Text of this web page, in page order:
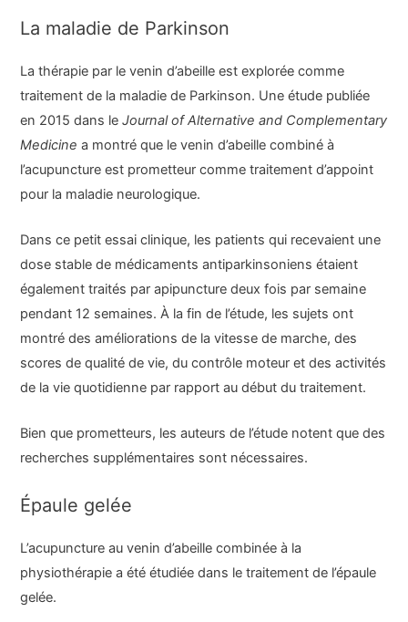
La maladie de Parkinson
La thérapie par le venin d’abeille est explorée comme
traitement de la maladie de Parkinson. Une étude publiée
en 2015 dans leJournal of Alternative and Complementary
Medicinea montré que le venin d’abeille combiné à
l’acupuncture est prometteur comme traitement d’appoint
pour la maladie neurologique.
Dans ce petit essai clinique, les patients qui recevaient une
dose stable de médicaments antiparkinsoniens étaient
également traités par apipuncture deux fois par semaine
pendant 12 semaines. À la fin de l’étude, les sujets ont
montré des améliorations de la vitesse de marche, des
scores de qualité de vie, du contrôle moteur et des activités
de la vie quotidienne par rapport au début du traitement.
Bien que prometteurs, les auteurs de l’étude notent que des
recherches supplémentaires sont nécessaires.
Épaule gelée
L’acupuncture au venin d’abeille combinée à la
physiothérapie a été étudiée dans le traitement de l’épaule
gelée.